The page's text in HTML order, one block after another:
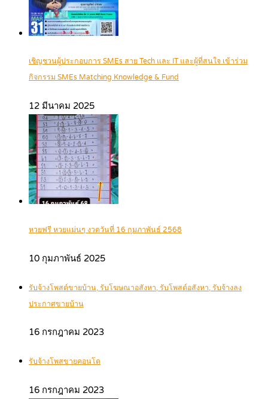
เชิญชวนผู้ประกอบการ SMEs สาย Tech และ IT และผู้ที่สนใจ เข้าร่วม
กิจกรรม SMEs Matching Knowledge & Fund
12 มีนาคม 2025
หวยฟรี หวยแม่นๆ งวดวันที่ 16 กุมภาพันธ์ 2568
10 กุมภาพันธ์ 2025
รับจ้างโพสต์ขายบ้าน, รับโฆษณาอสังหา, รับโพสต์อสังหา, รับจ้างลง
ประกาศขายบ้าน
16 กรกฎาคม 2023
รับจ้างโพสขายคอนโด
16 กรกฎาคม 2023